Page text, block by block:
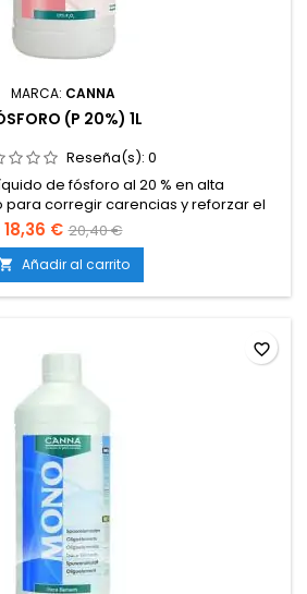
MARCA: CANNA
(P 20%) 1L
Reseña(s): 0
de fósforo al 20 % en alta
corregir carencias y reforzar el
el desarrollo radicular en etapas
en la fase de floración y engorde
formación de flores más compactas y
el metabolismo energético y la...
18,36 € 20,40 €
Añadir al carrito
favorite_border